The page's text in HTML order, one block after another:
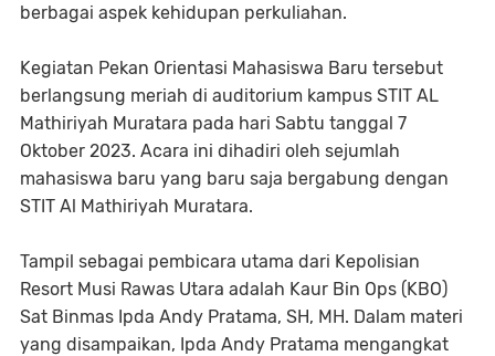
berbagai aspek kehidupan perkuliahan.
Kegiatan Pekan Orientasi Mahasiswa Baru tersebut
berlangsung meriah di auditorium kampus STIT AL
Mathiriyah Muratara pada hari Sabtu tanggal 7
Oktober 2023. Acara ini dihadiri oleh sejumlah
mahasiswa baru yang baru saja bergabung dengan
STIT Al Mathiriyah Muratara.
Tampil sebagai pembicara utama dari Kepolisian
Resort Musi Rawas Utara adalah Kaur Bin Ops (KBO)
Sat Binmas Ipda Andy Pratama, SH, MH. Dalam materi
yang disampaikan, Ipda Andy Pratama mengangkat